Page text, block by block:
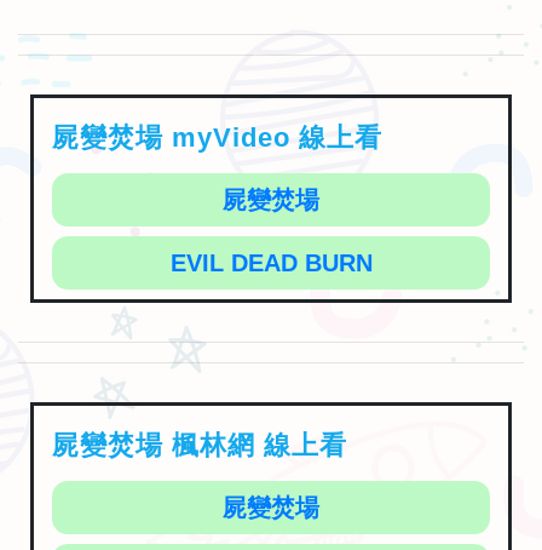
屍變焚場 myVideo 線上看
屍變焚場
EVIL DEAD BURN
屍變焚場 楓林網 線上看
屍變焚場